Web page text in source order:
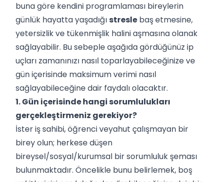
buna göre kendini programlaması bireylerin
günlük hayatta yaşadığı stresle baş etmesine,
yetersizlik ve tükenmişlik halini aşmasına olanak
sağlayabilir. Bu sebeple aşağıda gördüğünüz ip
uçları zamanınızı nasıl toparlayabileceğinize ve
gün içerisinde maksimum verimi nasıl
sağlayabileceğine dair faydalı olacaktır.
1. Gün içerisinde hangi sorumlulukları
gerçekleştirmeniz gerekiyor?
İster iş sahibi, öğrenci veyahut çalışmayan bir
birey olun; herkese düşen
bireysel/sosyal/kurumsal bir sorumluluk şeması
bulunmaktadır. Öncelikle bunu belirlemek, boş